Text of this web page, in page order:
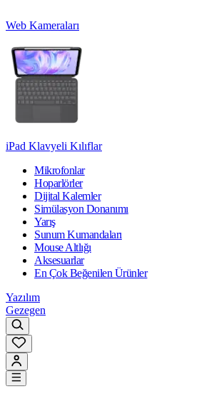
Web Kameraları
iPad Klavyeli Kılıflar
Mikrofonlar
Hoparlörler
Dijital Kalemler
Simülasyon Donanımı
Yarış
Sunum Kumandaları
Mouse Altlığı
Aksesuarlar
En Çok Beğenilen Ürünler
Yazılım
Gezegen